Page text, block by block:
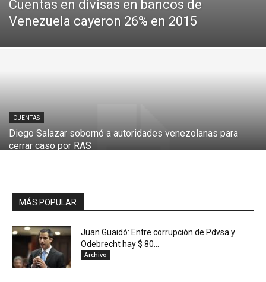
Cuentas en divisas en bancos de
Venezuela cayeron 26% en 2015
CUENTAS
Diego Salazar sobornó a autoridades venezolanas para
cerrar caso por RAS
MÁS POPULAR
Juan Guaidó: Entre corrupción de Pdvsa y
Odebrecht hay $ 80...
Archivo